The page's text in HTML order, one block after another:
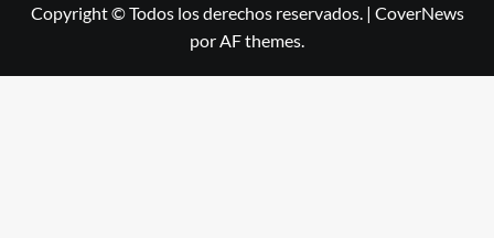
Copyright © Todos los derechos reservados. | CoverNews
por AF themes.